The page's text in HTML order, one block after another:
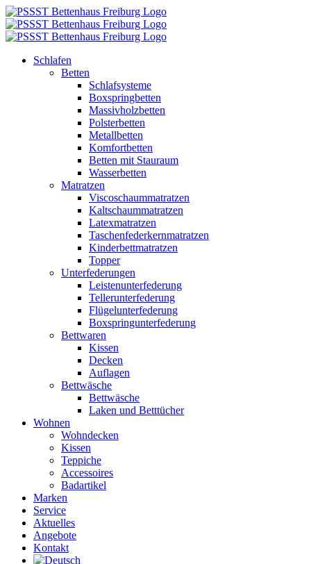
Zum
Inhalt
springen
Schlafen
Betten
Schlafsysteme
Boxspringbetten
Massivholzbetten
Polsterbetten
Metallbetten
Komfortbetten
Betten mit Stauraum
Wasserbetten
Matratzen
Viscoschaummatratzen
Kaltschaummatratzen
Latexmatratzen
Taschenfederkernmatratzen
Kinderbettmatratzen
Topper
Unterfederungen
Leistenunterfederung
Tellerunterfederung
Flügelunterfederung
Boxspringunterfederung
Bettwaren
Kissen
Decken
Auflagen
Bettwäsche
Bettwäsche
Laken und Betttücher
Wohnen
Wohndecken
Kissen
Teppiche
Accessoires
Badartikel
Marken
Service
Aktuelles
Angebote
Kontakt